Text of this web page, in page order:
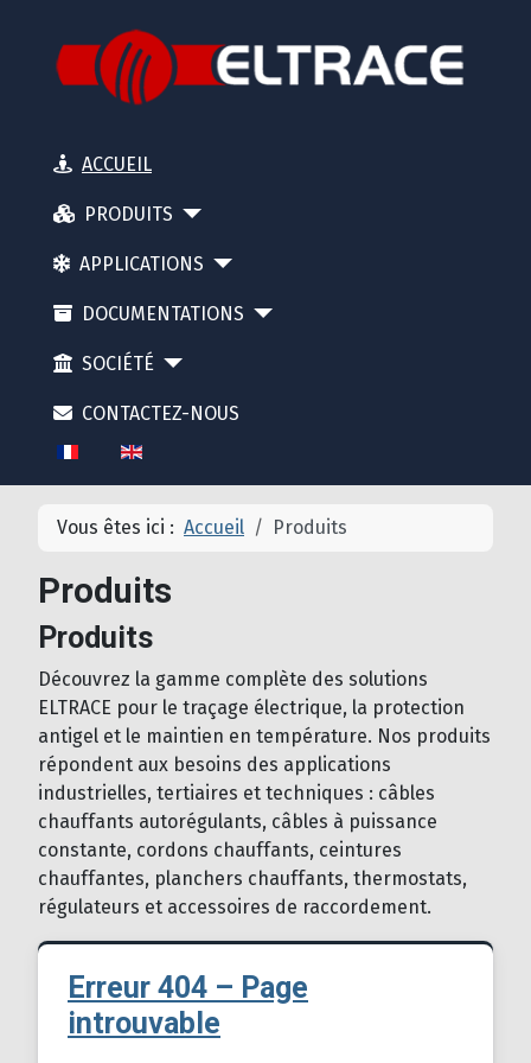
ACCUEIL
PRODUITS
APPLICATIONS
DOCUMENTATIONS
SOCIÉTÉ
CONTACTEZ-NOUS
Sélectionnez votre langue
Vous êtes ici : Accueil Produits
Produits
Produits
Découvrez la gamme complète des solutions
ELTRACE pour le traçage électrique, la protection
antigel et le maintien en température. Nos produits
répondent aux besoins des applications
industrielles, tertiaires et techniques : câbles
chauffants autorégulants, câbles à puissance
constante, cordons chauffants, ceintures
chauffantes, planchers chauffants, thermostats,
régulateurs et accessoires de raccordement.
Erreur 404 – Page
introuvable